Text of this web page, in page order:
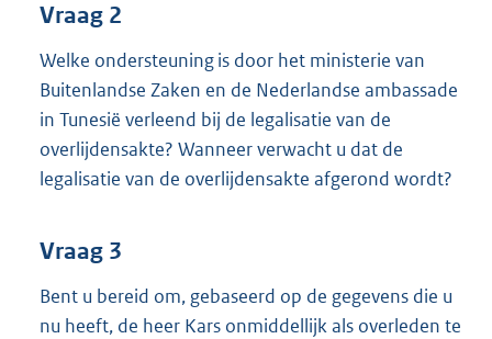
Vraag 2
Welke ondersteuning is door het ministerie van
Buitenlandse Zaken en de Nederlandse ambassade
in Tunesië verleend bij de legalisatie van de
overlijdensakte? Wanneer verwacht u dat de
legalisatie van de overlijdensakte afgerond wordt?
Vraag 3
Bent u bereid om, gebaseerd op de gegevens die u
nu heeft, de heer Kars onmiddellijk als overleden te